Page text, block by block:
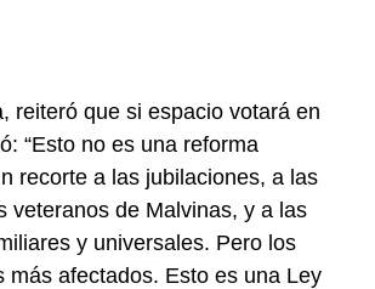
reiteró que si espacio votará en
“Esto no es una reforma
recorte a las jubilaciones, a las
veteranos de Malvinas, y a las
y universales. Pero los
más afectados. Esto es una Ley